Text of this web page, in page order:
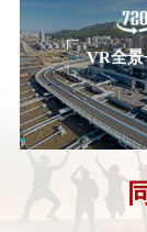
VR全景